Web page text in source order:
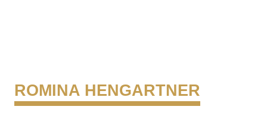
ROMINA HENGARTNER